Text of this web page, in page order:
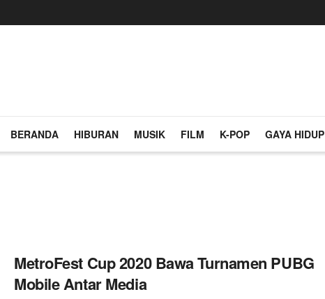
BERANDA HIBURAN MUSIK FILM K-POP GAYA HIDUP
MetroFest Cup 2020 Bawa Turnamen PUBG
Mobile Antar Media